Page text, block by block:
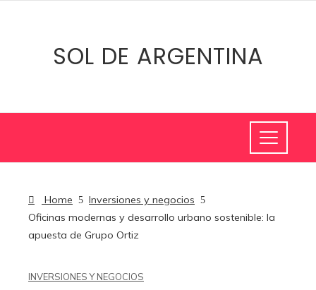
SOL DE ARGENTINA
Home
Inversiones y negocios
Oficinas modernas y desarrollo urbano sostenible: la
apuesta de Grupo Ortiz
INVERSIONES Y NEGOCIOS